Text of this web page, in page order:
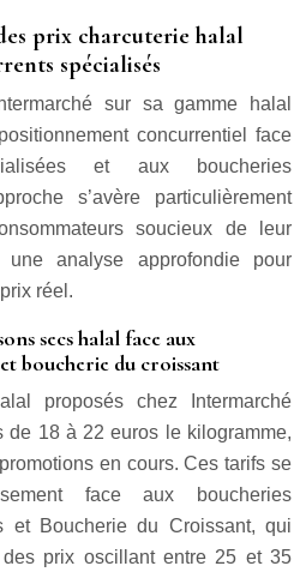
prix charcuterie halal
spécialisés
sur sa gamme halal
concurrentiel face
et aux boucheries
s’avère particulièrement
soucieux de leur
une analyse approfondie pour
réel.
secs halal face aux
boucherie du croissant
proposés chez Intermarché
de 18 à 22 euros le kilogramme,
en cours. Ces tarifs se
face aux boucheries
et Boucherie du Croissant, qui
des prix oscillant entre 25 et 35